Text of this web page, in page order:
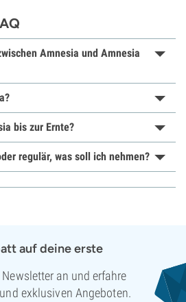
Amnesia und Amnesia
bis zur Ernte?
regulär, was soll ich nehmen?
auf deine erste
an und erfahre
exklusiven Angeboten.